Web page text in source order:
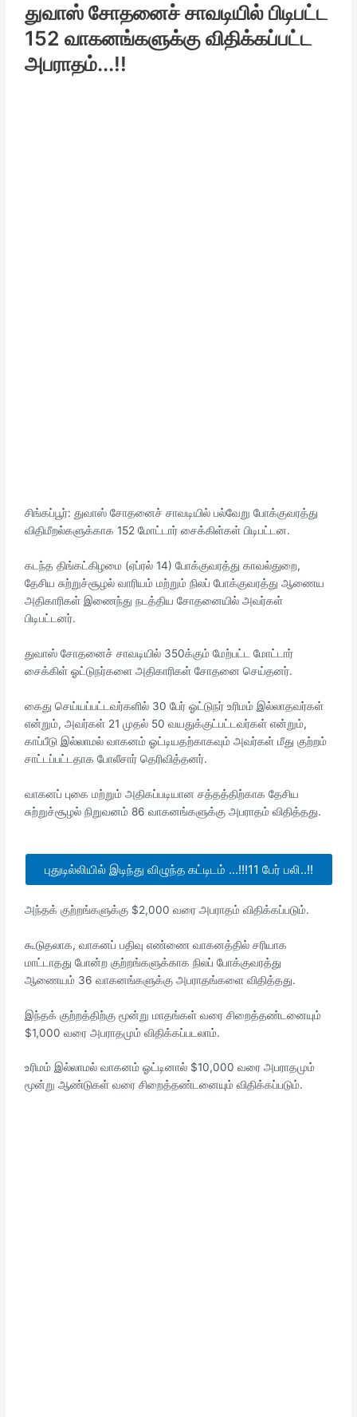
துவாஸ் சோதனைச் சாவடியில் பிடிபட்ட
152 வாகனங்களுக்கு விதிக்கப்பட்ட
அபராதம்...!!
சிங்கப்பூர்: துவாஸ் சோதனைச் சாவடியில் பல்வேறு போக்குவரத்து
விதிமீறல்களுக்காக 152 மோட்டார் சைக்கிள்கள் பிடிபட்டன.
கடந்த திங்கட்கிழமை (ஏப்ரல் 14) போக்குவரத்து காவல்துறை,
தேசிய சுற்றுச்சூழல் வாரியம் மற்றும் நிலப் போக்குவரத்து ஆணைய
அதிகாரிகள் இணைந்து நடத்திய சோதனையில் அவர்கள்
பிடிபட்டனர்.
துவாஸ் சோதனைச் சாவடியில் 350க்கும் மேற்பட்ட மோட்டார்
சைக்கிள் ஓட்டுநர்களை அதிகாரிகள் சோதனை செய்தனர்.
கைது செய்யப்பட்டவர்களில் 30 பேர் ஓட்டுநர் உரிமம் இல்லாதவர்கள்
என்றும், அவர்கள் 21 முதல் 50 வயதுக்குட்பட்டவர்கள் என்றும்,
காப்பீடு இல்லாமல் வாகனம் ஓட்டியதற்காகவும் அவர்கள் மீது குற்றம்
சாட்டப்பட்டதாக போலீசார் தெரிவித்தனர்.
வாகனப் புகை மற்றும் அதிகப்படியான சத்தத்திற்காக தேசிய
சுற்றுச்சூழல் நிறுவனம் 86 வாகனங்களுக்கு அபராதம் விதித்தது.
புதுடில்லியில் இடிந்து விழுந்த கட்டிடம் ...!!!11 பேர் பலி..!!
அந்தக் குற்றங்களுக்கு $2,000 வரை அபராதம் விதிக்கப்படும்.
கூடுதலாக, வாகனப் பதிவு எண்ணை வாகனத்தில் சரியாக
மாட்டாதது போன்ற குற்றங்களுக்காக நிலப் போக்குவரத்து
ஆணையம் 36 வாகனங்களுக்கு அபராதங்களை விதித்தது.
இந்தக் குற்றத்திற்கு மூன்று மாதங்கள் வரை சிறைத்தண்டனையும்
$1,000 வரை அபராதமும் விதிக்கப்படலாம்.
உரிமம் இல்லாமல் வாகனம் ஓட்டினால் $10,000 வரை அபராதமும்
மூன்று ஆண்டுகள் வரை சிறைத்தண்டனையும் விதிக்கப்படும்.